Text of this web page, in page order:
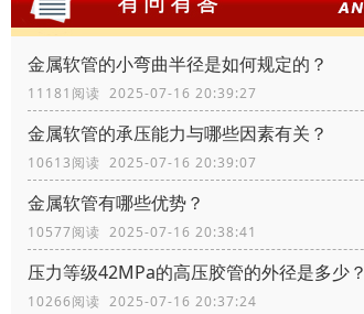
金属软管的小弯曲半径是如何规定的？
11181阅读 2025-07-16 20:39:27
金属软管的承压能力与哪些因素有关？
10613阅读 2025-07-16 20:39:07
金属软管有哪些优势？
10577阅读 2025-07-16 20:38:41
压力等级42MPa的高压胶管的外径是多少？
10266阅读 2025-07-16 20:37:24